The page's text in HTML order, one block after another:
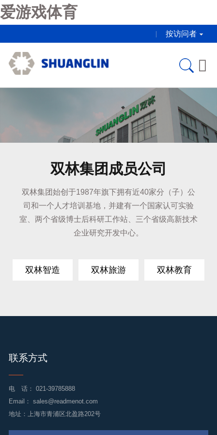
爱游戏体育
按访问者

双林集团成员公司
双林集团始创于1987年旗下拥有近40家分（子）公
司和一个人才培训基地，并建有一个国家认可实验
室、两个省级博士后科研工作站、三个省级高新技术
企业研究开发中心。
双林智造 双林旅游 双林教育
联系方式
电 话： 021-39785888
Email： sales@readmenot.com
地址：上海市青浦区北盈路202号